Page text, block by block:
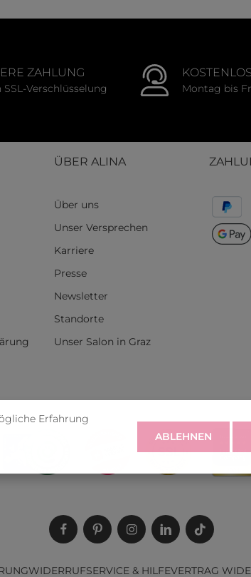
ZAHLUNG
Verschlüsselung Montag bis
ÜBER ALINA
Über uns
Unser Versprechen
Karriere
Presse
Newsletter
Standorte
Unser Salon in Graz
WIDERRUFSERVICE & HILFEVERTRAG
Erfahrung
ABLEHNEN